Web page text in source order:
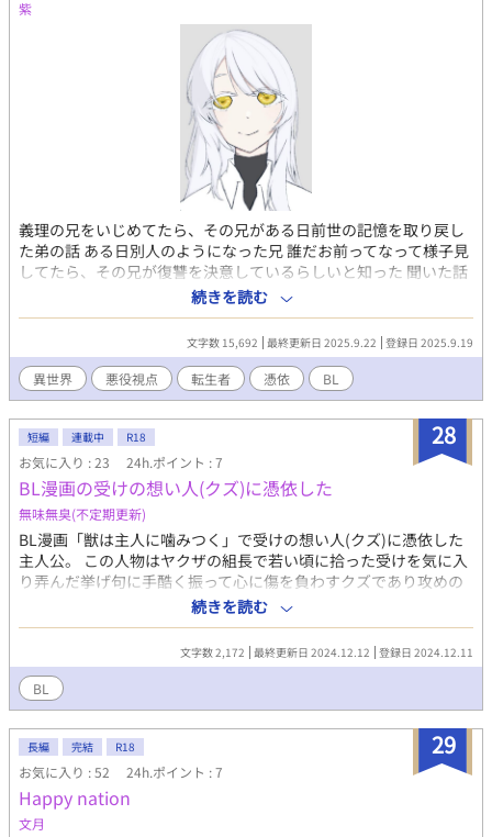
紫
義理の兄をいじめてたら、その兄がある日前世の記憶を取り戻し
た弟の話 ある日別人のようになった兄 誰だお前ってなって様子見
してたら、その兄が復讐を決意しているらしいと知った 聞いた話
によると前世の記憶が蘇ったとか、今までの自分はもういないと
か 周囲の連中の悪事を調べ、途中で金も権力もあって顔のいい男
に愛されて 最後は自分の虐げた連中を断罪するらしい いじめられ
てたお前はもういないのに、一体誰が誰を断罪するんだろう 悪役
視点の転生ざまぁ系物語 改心とかは一切してません 断罪とかも受
け入れません 転生者のことは見下してます 主人公は最初から最後
までクソ野郎です
続きを読む
文字数 15,692 最終更新日 2025.9.22 登録日 2025.9.19
異世界 悪役視点 転生者 憑依 BL
28
短編 連載中 R18
お気に入り : 23 24h.ポイント : 7
BL漫画の受けの想い人(クズ)に憑依した
無味無臭(不定期更新)
BL漫画「獣は主人に噛みつく」で受けの想い人(クズ)に憑依した
主人公。 この人物はヤクザの組長で若い頃に拾った受けを気に入
り弄んだ挙げ句に手酷く振って心に傷を負わすクズであり攻めの
最大のライバル。 そんなクズに憑依したのは前世腐男子の俺？！
推しカプの幸せ死守したい！！！
続きを読む
文字数 2,172 最終更新日 2024.12.12 登録日 2024.12.11
BL
29
長編 完結 R18
お気に入り : 52 24h.ポイント : 7
Happy nation
文月